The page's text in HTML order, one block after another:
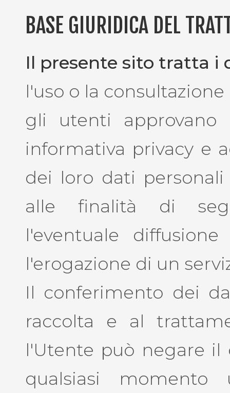
BASE GIURIDICA DEL
Il presente sito tratta i
l'uso o la
gli utenti approvano
informativa privacy e
dei loro dati
alle finalità di
l'eventuale
l'erogazione di un
Il conferimento dei
raccolta e al
l'Utente può negare il
qualsiasi